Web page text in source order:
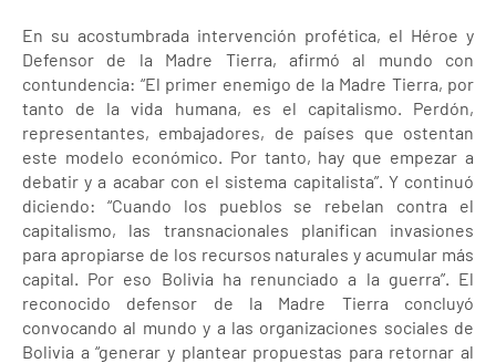
En su acostumbrada intervención profética, el Héroe y
Defensor de la Madre Tierra, afirmó al mundo con
contundencia: “El primer enemigo de la Madre Tierra, por
tanto de la vida humana, es el capitalismo. Perdón,
representantes, embajadores, de países que ostentan
este modelo económico. Por tanto, hay que empezar a
debatir y a acabar con el sistema capitalista”. Y continuó
diciendo: “Cuando los pueblos se rebelan contra el
capitalismo, las transnacionales planifican invasiones
para apropiarse de los recursos naturales y acumular más
capital. Por eso Bolivia ha renunciado a la guerra”. El
reconocido defensor de la Madre Tierra concluyó
convocando al mundo y a las organizaciones sociales de
Bolivia a “generar y plantear propuestas para retornar al